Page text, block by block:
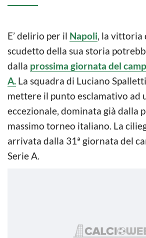
e
o
E’ delirio per il Napoli, la vittoria
scudetto della sua storia
dalla prossima giornata del
A. La squadra di Luciano
mettere il punto esclamativo ad
eccezionale, dominata già dalla
massimo torneo italiano. La
arrivata dalla 31ª giornata del
Serie A.